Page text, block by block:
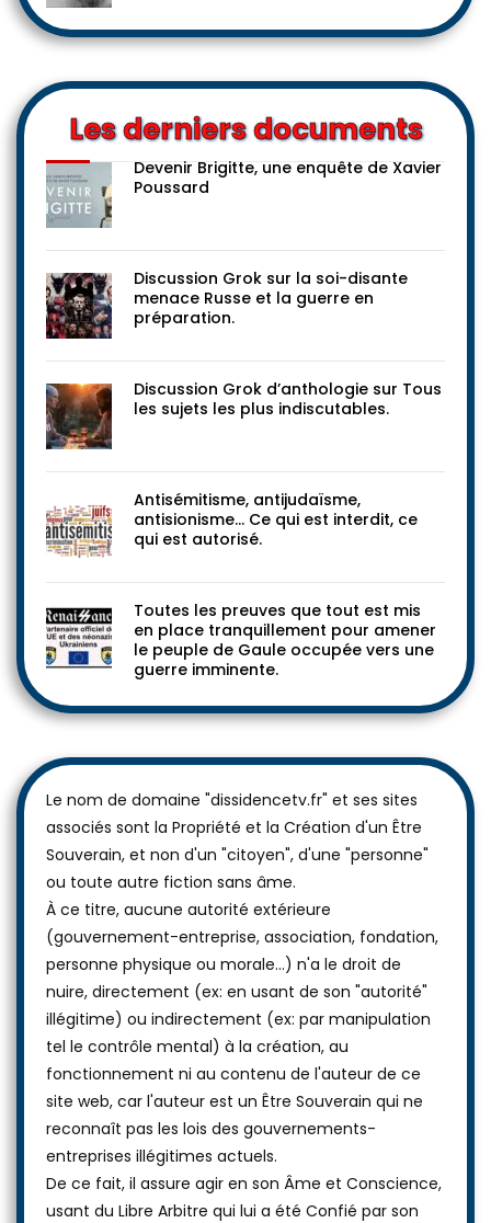
Les derniers documents
Devenir Brigitte, une enquête de Xavier
Poussard
Discussion Grok sur la soi-disante
menace Russe et la guerre en
préparation.
Discussion Grok d’anthologie sur Tous
les sujets les plus indiscutables.
Antisémitisme, antijudaïsme,
antisionisme… Ce qui est interdit, ce
qui est autorisé.
Toutes les preuves que tout est mis
en place tranquillement pour amener
le peuple de Gaule occupée vers une
guerre imminente.
Le nom de domaine "dissidencetv.fr" et ses sites
associés sont la Propriété et la Création d'un Être
Souverain, et non d'un "citoyen", d'une "personne"
ou toute autre fiction sans âme.
À ce titre, aucune autorité extérieure
(gouvernement-entreprise, association, fondation,
personne physique ou morale...) n'a le droit de
nuire, directement (ex: en usant de son "autorité"
illégitime) ou indirectement (ex: par manipulation
tel le contrôle mental) à la création, au
fonctionnement ni au contenu de l'auteur de ce
site web, car l'auteur est un Être Souverain qui ne
reconnaît pas les lois des gouvernements-
entreprises illégitimes actuels.
De ce fait, il assure agir en son Âme et Conscience,
usant du Libre Arbitre qui lui a été Confié par son